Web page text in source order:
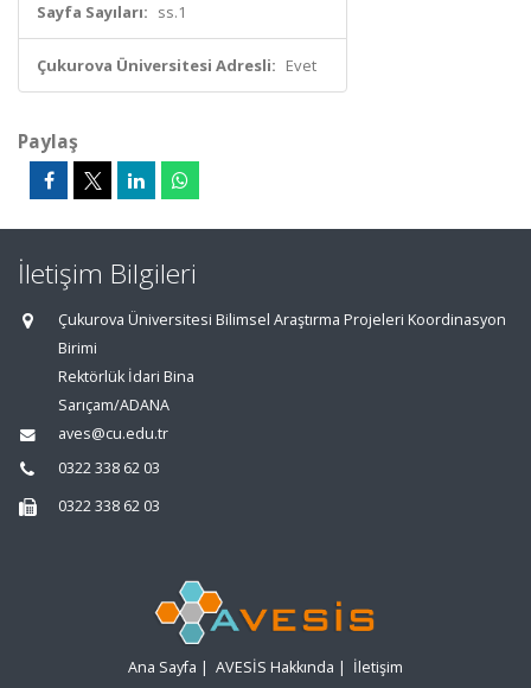
Sayfa Sayıları: ss.1
Çukurova Üniversitesi Adresli: Evet
Paylaş
İletişim Bilgileri
Çukurova Üniversitesi Bilimsel Araştırma Projeleri Koordinasyon
Birimi
Rektörlük İdari Bina
Sarıçam/ADANA
aves@cu.edu.tr
0322 338 62 03
0322 338 62 03
Ana Sayfa | AVESİS Hakkında | İletişim